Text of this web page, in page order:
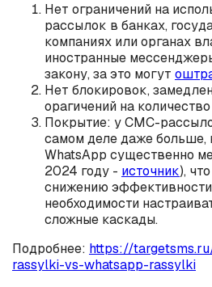
Нет ограничений на
рассылок в банках,
компаниях или органах
иностранные
закону, за это могут
Нет блокировок,
орагичений на
Покрытие: у СМС-
самом деле даже больше,
WhatsApp существенно
2024 году - источник),
снижению
необходимости
сложные каскады.
Подробнее: https://
rassylki-vs-whatsapp-rassylki